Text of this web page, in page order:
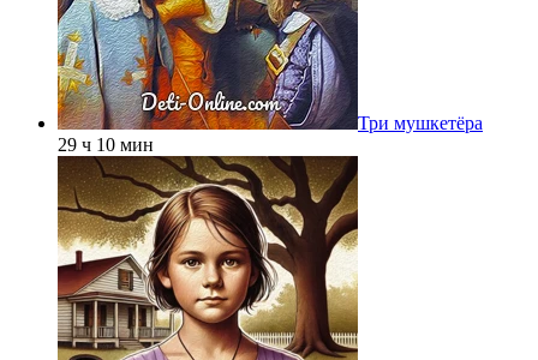
Три мушкетёра
29 ч 10 мин